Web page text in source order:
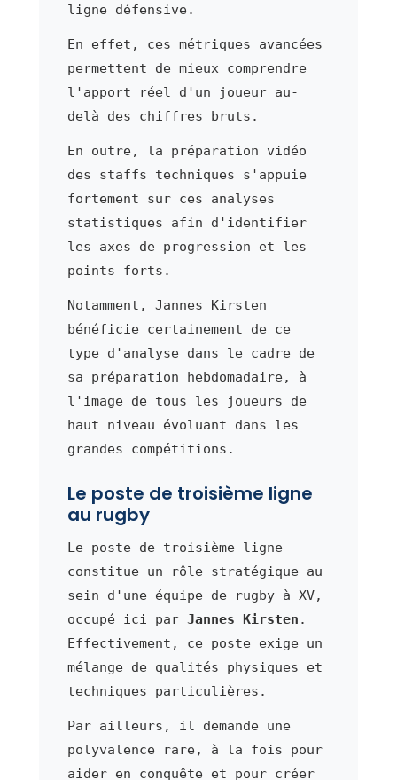
ligne défensive.
En effet, ces métriques avancées
permettent de mieux comprendre
l'apport réel d'un joueur au-
delà des chiffres bruts.
En outre, la préparation vidéo
des staffs techniques s'appuie
fortement sur ces analyses
statistiques afin d'identifier
les axes de progression et les
points forts.
Notamment, Jannes Kirsten
bénéficie certainement de ce
type d'analyse dans le cadre de
sa préparation hebdomadaire, à
l'image de tous les joueurs de
haut niveau évoluant dans les
grandes compétitions.
Le poste de troisième ligne
au rugby
Le poste de troisième ligne
constitue un rôle stratégique au
sein d'une équipe de rugby à XV,
occupé ici par Jannes Kirsten .
Effectivement, ce poste exige un
mélange de qualités physiques et
techniques particulières.
Par ailleurs, il demande une
polyvalence rare, à la fois pour
aider en conquête et pour créer